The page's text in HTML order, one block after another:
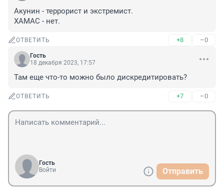
Акунин - террорист и экстремист.
ХАМАС - нет.
ОТВЕТИТЬ +8 –0
Гость
18 декабря 2023, 17:57
Там еще что-то можно было дискредитировать?
ОТВЕТИТЬ +7 –0
Гость
Войти
Отправить